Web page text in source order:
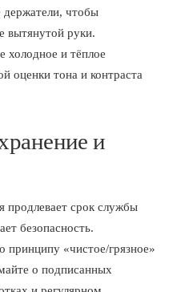
держатели, чтобы
вытянутой руки.
холодное и тёплое
оценки тона и контраста
и
продлевает срок службы
безопасность.
принципу «чистое/грязное»
о подписанных